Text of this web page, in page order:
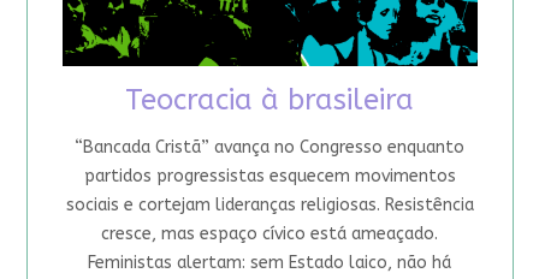
Teocracia à brasileira
“Bancada Cristã” avança no Congresso enquanto
partidos progressistas esquecem movimentos
sociais e cortejam lideranças religiosas. Resistência
cresce, mas espaço cívico está ameaçado.
Feministas alertam: sem Estado laico, não há